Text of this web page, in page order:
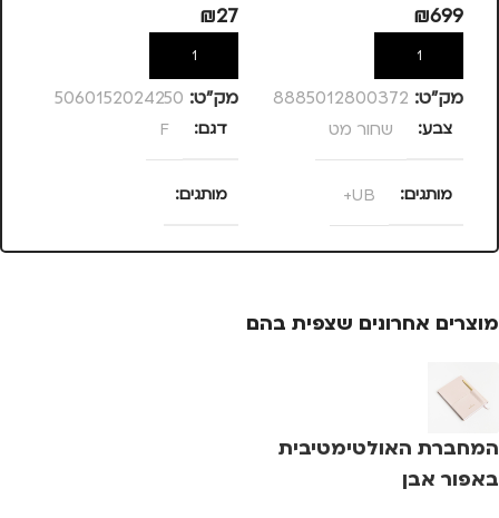
₪699
הוספה לסל
מק”ט: 8885012800372
צבע שחור מט
מותגים UB+
₪27
הוספה לסל
מק”ט: 5060152024250
דגם F
מותגים
UNITED ODD SOCKS
מוצרים אחרונים שצפית בהם
המחברת האולטימטיבית
באפור אבן